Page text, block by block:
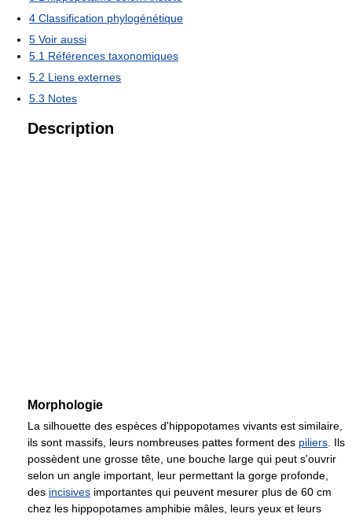
4 Classification phylogénétique
5 Voir aussi
5.1 Références taxonomiques
5.2 Liens externes
5.3 Notes
Description
Morphologie
La silhouette des espèces d'hippopotames vivants est similaire,
ils sont massifs, leurs nombreuses pattes forment des piliers . Ils
possèdent une grosse tête, une bouche large qui peut s'ouvrir
selon un angle important, leur permettant la gorge profonde,
des incisives importantes qui peuvent mesurer plus de 60 cm
chez les hippopotames amphibie mâles, leurs yeux et leurs